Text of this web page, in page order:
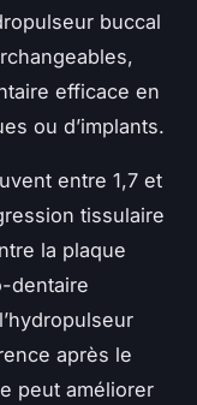
buccal
efficace en
ou d’implants.
entre 1,7 et
tissulaire
la plaque
dentaire
après le
peut améliorer